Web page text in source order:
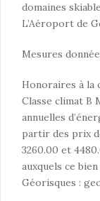
domaines
L’Aéroport de
Mesures
Honoraires à la
Classe climat B
annuelles
partir des prix
3260.00 et
auxquels ce
Géorisques :